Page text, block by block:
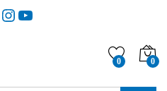
Instagram
YouTube
0 0